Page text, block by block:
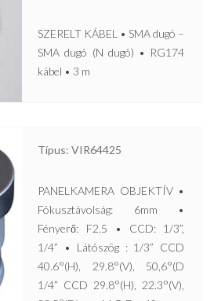
SZERELT KÁBEL • SMA dugó –
SMA dugó (N dugó) • RG174
kábel • 3 m
Típus: VIR64425
PANELKAMERA OBJEKTÍV •
Fókusztávolság: 6mm •
Fényerő: F2.5 • CCD: 1/3”,
1/4” • Látószög : 1/3” CCD
40.6°(H), 29.8°(V), 50,6°(D
1/4” CCD 29.8°(H), 22.3°(V),